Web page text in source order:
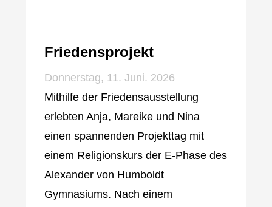
Friedensprojekt
Donnerstag, 11. Juni. 2026
Mithilfe der Friedensausstellung
erlebten Anja, Mareike und Nina
einen spannenden Projekttag mit
einem Religionskurs der E-Phase des
Alexander von Humboldt
Gymnasiums. Nach einem